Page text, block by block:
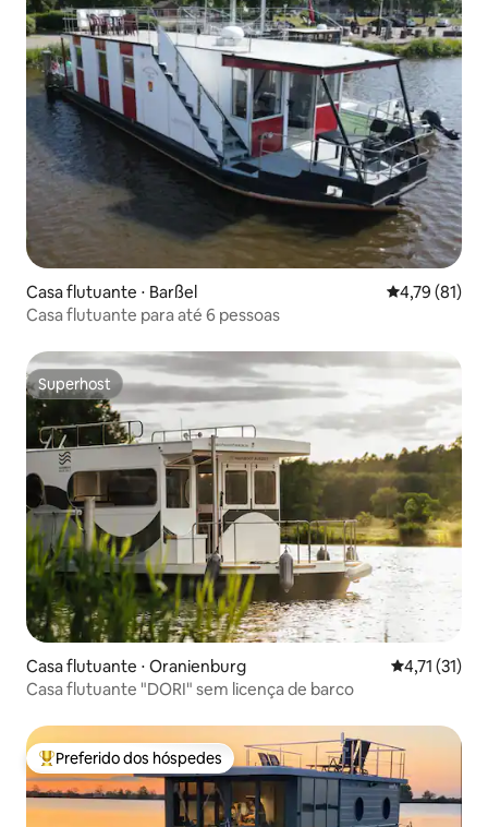
Casa flutuante ⋅ Barßel 4,79 de uma
4,79 (81)
Casa flutuante para até 6 pessoas
Superhost
Superhost
Casa flutuante ⋅ Oranienburg 4,71 de uma
4,71 (31)
Casa flutuante "DORI" sem licença de barco
Entre os melhores preferidos dos hóspedes
Preferido dos hóspedes